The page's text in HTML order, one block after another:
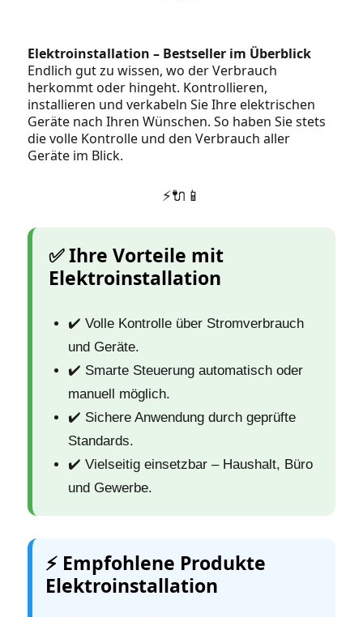
Elektroinstallation – Bestseller im Überblick
Endlich gut zu wissen, wo der Verbrauch
herkommt oder hingeht. Kontrollieren,
installieren und verkabeln Sie Ihre elektrischen
Geräte nach Ihren Wünschen. So haben Sie stets
die volle Kontrolle und den Verbrauch aller
Geräte im Blick.
⚡🔌📱
✅ Ihre Vorteile mit
Elektroinstallation
✔️ Volle Kontrolle über Stromverbrauch
und Geräte.
✔️ Smarte Steuerung automatisch oder
manuell möglich.
✔️ Sichere Anwendung durch geprüfte
Standards.
✔️ Vielseitig einsetzbar – Haushalt, Büro
und Gewerbe.
⚡️ Empfohlene Produkte
Elektroinstallation